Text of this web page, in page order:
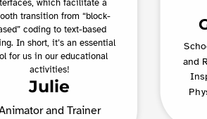
which facilitate a
transition from “block-
coding to text-based
In short, it’s an essential
for us in our educational
activities!
Julie
and Trainer
and